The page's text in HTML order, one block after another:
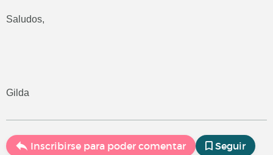
Saludos,
Gilda
Inscribirse para poder comentar Seguir